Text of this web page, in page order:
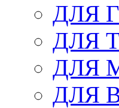
ДЛЯ
ДЛЯ
ДЛЯ
ДЛЯ